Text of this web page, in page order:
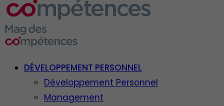
DÉVELOPPEMENT PERSONNEL
Développement Personnel
Management